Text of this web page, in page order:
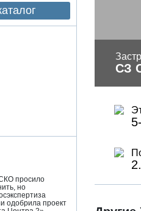
просило
но
одобрила проект
СЗ